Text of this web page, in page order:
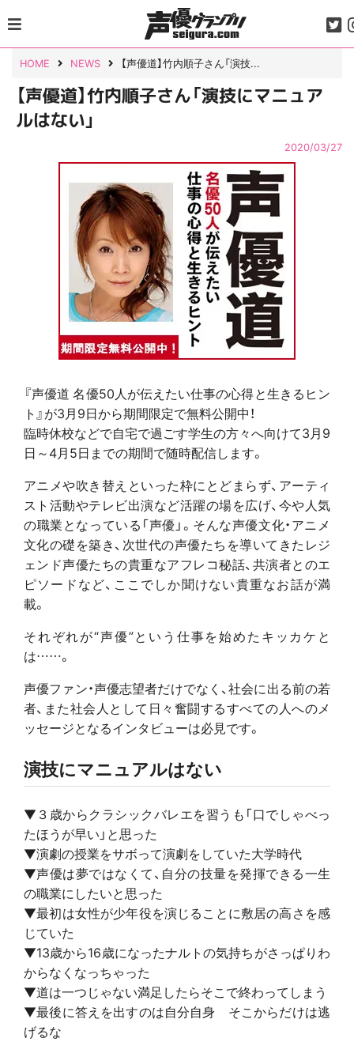
to
content
HOME NEWS 【声優道】竹内順子さん「演技...
【声優道】竹内順子さん「演技にマニュア
ルはない」
2020/03/27
『声優道 名優50人が伝えたい仕事の心得と生きるヒン
ト』が3月9日から期間限定で無料公開中！
臨時休校などで自宅で過ごす学生の方々へ向けて3月9
日～4月5日までの期間で随時配信します。
アニメや吹き替えといった枠にとどまらず、アーティ
スト活動やテレビ出演など活躍の場を広げ、今や人気
の職業となっている「声優」。そんな声優文化・アニメ
文化の礎を築き、次世代の声優たちを導いてきたレジ
ェンド声優たちの貴重なアフレコ秘話、共演者とのエ
ピソードなど、ここでしか聞けない貴重なお話が満
載。
それぞれが“声優”という仕事を始めたキッカケと
は……。
声優ファン・声優志望者だけでなく、社会に出る前の若
者、また社会人として日々奮闘するすべての人へのメ
ッセージとなるインタビューは必見です。
演技にマニュアルはない
▼３歳からクラシックバレエを習うも「口でしゃべっ
たほうが早い」と思った
▼演劇の授業をサボって演劇をしていた大学時代
▼声優は夢ではなくて、自分の技量を発揮できる一生
の職業にしたいと思った
▼最初は女性が少年役を演じることに敷居の高さを感
じていた
▼13歳から16歳になったナルトの気持ちがさっぱりわ
からなくなっちゃった
▼道は一つじゃない満足したらそこで終わってしまう
▼最後に答えを出すのは自分自身 そこからだけは逃
げるな